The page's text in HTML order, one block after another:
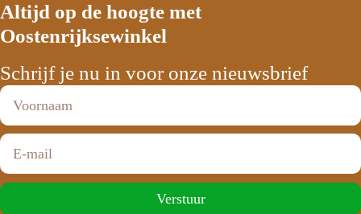
Altijd op de hoogte met
Oostenrijksewinkel
Schrijf je nu in voor onze nieuwsbrief
Verstuur